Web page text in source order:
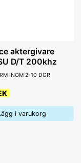
aktergivare
D/T 200khz
INOM 2-10 DGR
i varukorg